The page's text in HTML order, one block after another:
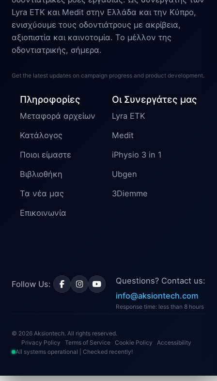
Lyra ETK και Medit στην Ελλάδα και την Κύπρο,
ενισχύουμε τους οδοντιάτρους με ακρίβεια,
αξιοπιστία και καινοτομία. Το μέλλον της
οδοντιατρικής, σήμερα.
Get the latest updates on campaign progress and product development.
Πληροφορίες
Μεταφορά αρχείων
Κατάλογος
Ποιοι είμαστε
Βιβλιοθήκη
Τα νέα μας
Επικοινωνία
Οι Συνεργάτες μας
Lyra ETK
Medit
iPhysio 3 in 1
Ubgen
3Diemme
Follow Us:
Questions? Contact us:
info@aksiontech.com
Response time: less than 8 hours
© 2026 Aksiontech. All rights reserved.
Privacy Policy
Terms of Service Cookie Policy
Accessibility
All systems operational | Checked recently!